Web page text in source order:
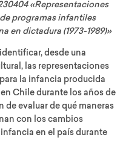
«Representaciones
programas infantiles
en dictadura (1973-1989)»
desde una
las representaciones
la infancia producida
Chile durante los años de
de evaluar de qué maneras
con los cambios
en el país durante